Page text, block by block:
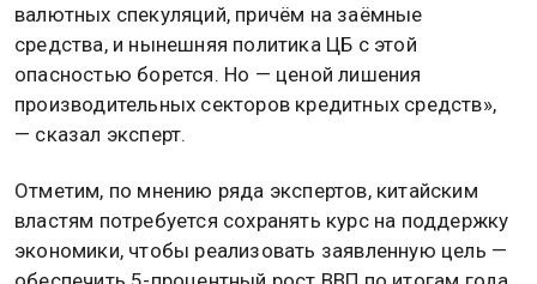
валютных спекуляций, причём на заёмные
средства, и нынешняя политика ЦБ с этой
опасностью борется. Но — ценой лишения
производительных секторов кредитных средств»,
— сказал эксперт.
Отметим, по мнению ряда экспертов, китайским
властям потребуется сохранять курс на поддержку
экономики, чтобы реализовать заявленную цель —